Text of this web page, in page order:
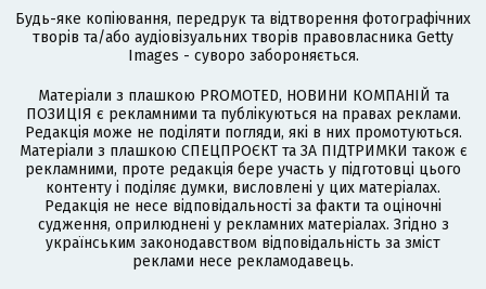
Будь-яке копіювання, передрук та відтворення фотографічних
творів та/або аудіовізуальних творів правовласника Getty
Images - суворо забороняється.
Матеріали з плашкою PROMOTED, НОВИНИ КОМПАНІЙ та
ПОЗИЦІЯ є рекламними та публікуються на правах реклами.
Редакція може не поділяти погляди, які в них промотуються.
Матеріали з плашкою СПЕЦПРОЄКТ та ЗА ПІДТРИМКИ також є
рекламними, проте редакція бере участь у підготовці цього
контенту і поділяє думки, висловлені у цих матеріалах.
Редакція не несе відповідальності за факти та оціночні
судження, оприлюднені у рекламних матеріалах. Згідно з
українським законодавством відповідальність за зміст
реклами несе рекламодавець.